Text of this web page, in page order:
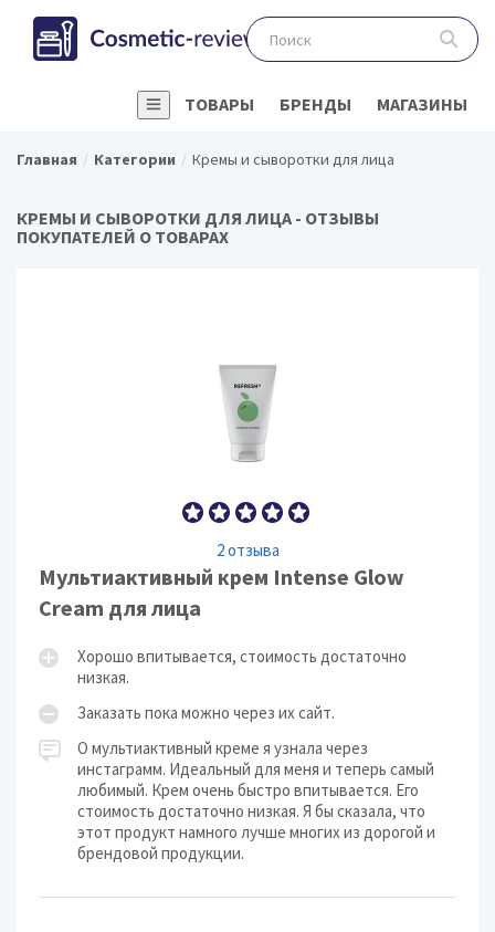
ТОВАРЫ БРЕНДЫ МАГАЗИНЫ
Главная Категории Кремы и сыворотки для лица
КРЕМЫ И СЫВОРОТКИ ДЛЯ ЛИЦА - ОТЗЫВЫ
ПОКУПАТЕЛЕЙ О ТОВАРАХ
2 отзыва
Мультиактивный крем Intense Glow
Cream для лица
Хорошо впитывается, стоимость достаточно
низкая.
Заказать пока можно через их сайт.
О мультиактивный креме я узнала через
инстаграмм. Идеальный для меня и теперь самый
любимый. Крем очень быстро впитывается. Его
стоимость достаточно низкая. Я бы сказала, что
этот продукт намного лучше многих из дорогой и
брендовой продукции.